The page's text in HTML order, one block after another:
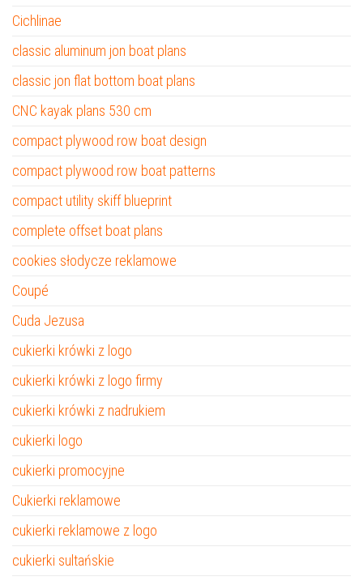
Cichlinae
classic aluminum jon boat plans
classic jon flat bottom boat plans
CNC kayak plans 530 cm
compact plywood row boat design
compact plywood row boat patterns
compact utility skiff blueprint
complete offset boat plans
cookies słodycze reklamowe
Coupé
Cuda Jezusa
cukierki krówki z logo
cukierki krówki z logo firmy
cukierki krówki z nadrukiem
cukierki logo
cukierki promocyjne
Cukierki reklamowe
cukierki reklamowe z logo
cukierki sultańskie